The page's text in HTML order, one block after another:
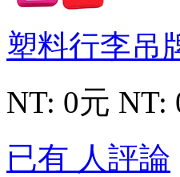
塑料行李吊
NT: 0元 NT:
已有 人評論